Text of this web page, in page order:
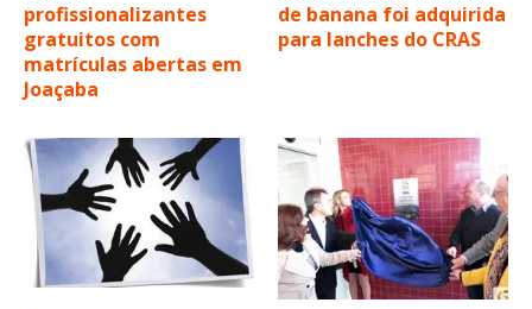
profissionalizantes
gratuitos com
matrículas abertas em
Joaçaba
de banana foi adquirida
para lanches do CRAS